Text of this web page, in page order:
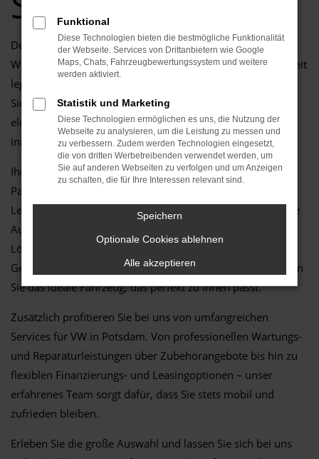
Der Tiguan ist die perfekte Wahl für alle, die in Potsdam
Wert auf moderne Technik, Fahrkomfort und Zuverlässigkeit
legen. Als vielseitiges Fahrzeug bietet der Tiguan alles, was
Sie für den Alltag oder längere Fahrten benötigen – vom
eleganten Design über effiziente Motorisierung bis hin zu
innovativer Ausstattung, die keine Wünsche offen lässt.
Ihr VW Autohaus in Potsdam steht Ihnen als kompetenter
Partner zur Seite. Mit langjähriger Erfahrung und großer
Leidenschaft für VW Fahrzeuge bieten wir Ihnen eine breite
Auswahl an top gepflegten Modellen und individuellen
Lösungen. Ganz gleich, ob Sie nach einem Neuwagen,
Gebrauchtwagen oder Jahreswagen suchen – bei uns finden
Sie das ideale Fahrzeug, das perfekt zu Ihnen passt.
Zusätzlich profitieren Sie bei uns von umfangreichen
Services für VW in Potsdam. Von professionellen Wartungs-
und Reparaturleistungen über Zubehörangebote bis hin zu
flexiblen Finanzierungs- und Leasingoptionen – unser
erfahrenes Team sorgt dafür, dass Sie stets mobil und
zufrieden bleiben.
Erleben Sie die große Auswahl und lassen Sie sich bei uns
Funktional
Diese Technologien bieten die bestmögliche Funktionalität
der Webseite. Services von Drittanbietern wie Google
Maps, Chats, Fahrzeugbewertungssystem und weitere
werden aktiviert.
Statistik und Marketing
Diese Technologien ermöglichen es uns, die Nutzung der
Webseite zu analysieren, um die Leistung zu messen und
zu verbessern. Zudem werden Technologien eingesetzt,
die von dritten Werbetreibenden verwendet werden, um
Sie auf anderen Webseiten zu verfolgen und um Anzeigen
zu schalten, die für Ihre Interessen relevant sind.
Speichern
Optionale Cookies ablehnen
Alle akzeptieren